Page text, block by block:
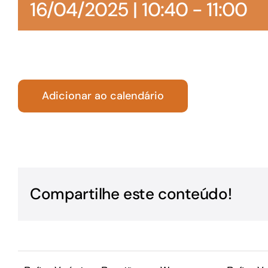
Para os negócios voltados aos serviços do setor de
turismo
16/04/2025 | 10:40- 11:00
Adicionar ao calendário
Compartilhe este conteúdo!